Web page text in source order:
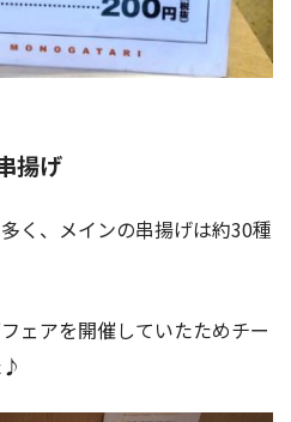
揚げ
く、メインの串揚げは約30種
ェアを開催していたためチー
♪